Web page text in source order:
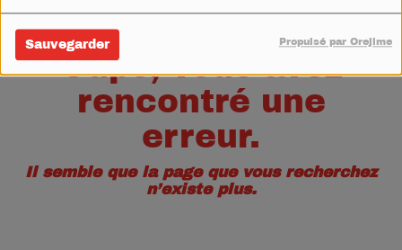
Sauvegarder Propulsé par Orejime
Oups, vous avez
rencontré une
erreur.
Il semble que la page que vous recherchez
n’existe plus.